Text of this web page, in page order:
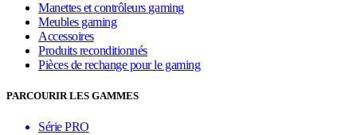
Manettes et contrôleurs gaming
Meubles gaming
Accessoires
Produits reconditionnés
Pièces de rechange pour le gaming
PARCOURIR LES GAMMES
Série PRO